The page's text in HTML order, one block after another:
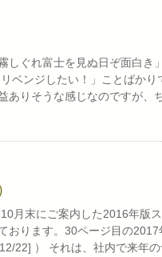
しぐれ富士を見ぬ日ぞ面白
ベンジしたい！」ことばか
ありそうな感じなのですが
月末にご案内した2016年版
おります。30ページ目の
22] ） それは、社内で来年